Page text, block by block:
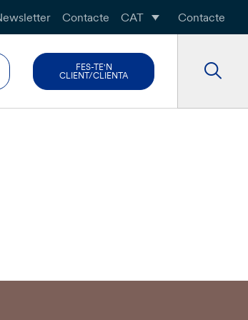
Contacte CAT Contacte
FES-TE'N
CLIENT/CLIENTA